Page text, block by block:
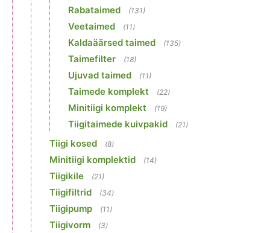
Rabataimed (131)
Veetaimed (11)
Kaldaäärsed taimed (135)
Taimefilter (18)
Ujuvad taimed (11)
Taimede komplekt (22)
Minitiigi komplekt (19)
Tiigitaimede kuivpakid (21)
Tiigi kosed (8)
Minitiigi komplektid (14)
Tiigikile (21)
Tiigifiltrid (34)
Tiigipump (11)
Tiigivorm (3)